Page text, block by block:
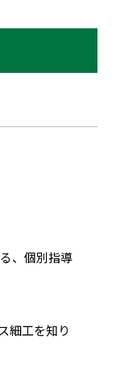
、個別指導
細工を知り